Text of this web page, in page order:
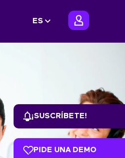
ES
¡SUSCRÍBETE!
PIDE UNA DEMO